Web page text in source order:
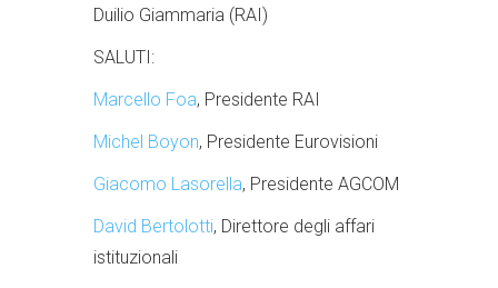
Duilio Giammaria (RAI)
SALUTI:
Marcello Foa, Presidente RAI
Michel Boyon, Presidente Eurovisioni
Giacomo Lasorella, Presidente AGCOM
David Bertolotti, Direttore degli affari
istituzionali